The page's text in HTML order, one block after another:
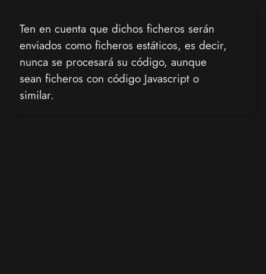
Ten en cuenta que dichos ficheros serán
enviados como ficheros estáticos, es decir,
nunca se procesará su código, aunque
sean ficheros con código Javascript o
similar.